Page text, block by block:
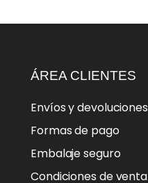
ÁREA CLIENTES
Envíos y devoluciones
Formas de pago
Embalaje seguro
Condiciones de venta